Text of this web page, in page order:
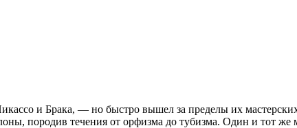
и Брака, — но быстро вышел за пределы их
породив течения от орфизма до тубизма. Один и тот же